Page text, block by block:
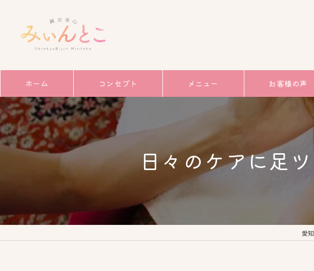
ホーム コンセプト
サービス
ごあいさつ
メニュー お客様の声
日々のケアに足
愛